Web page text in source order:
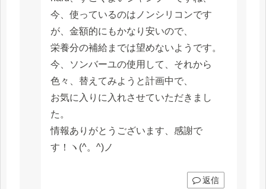
今、使っているのはノンシリコンです
が、金額的にもかなり安いので、
栄養分の補給までは望めないようです。
今、ソンバーユの使用して、それから
色々、替えてみようと計画中で、
お気に入りに入れさせていただきまし
た。
情報ありがとうございます、感謝で
す！ヽ(^。^)ノ
返信